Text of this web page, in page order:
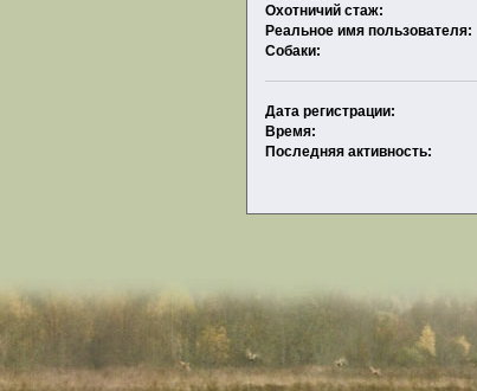
Охотничий стаж:
Реальное имя пользователя:
Собаки:
Дата регистрации:
Время:
Последняя активность: